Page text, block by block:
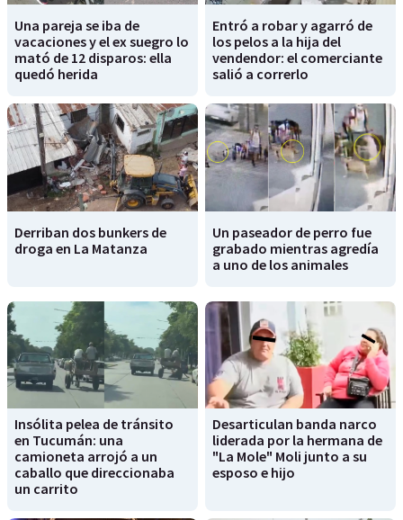
Una pareja se iba de
vacaciones y el ex suegro lo
mató de 12 disparos: ella
quedó herida
Entró a robar y agarró de
los pelos a la hija del
vendendor: el comerciante
salió a correrlo
Derriban dos bunkers de
droga en La Matanza
Un paseador de perro fue
grabado mientras agredía
a uno de los animales
Insólita pelea de tránsito
en Tucumán: una
camioneta arrojó a un
caballo que direccionaba
un carrito
Desarticulan banda narco
liderada por la hermana de
"La Mole" Moli junto a su
esposo e hijo